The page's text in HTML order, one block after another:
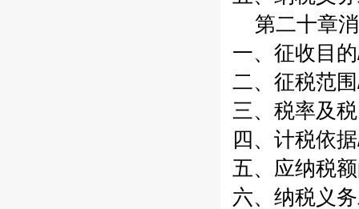
第二十章
一、征收目
二、征税范
三、税率及
四、计税依
五、应纳税
六、纳税义